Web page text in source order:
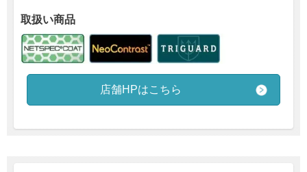
取扱い商品
店舗HPはこちら